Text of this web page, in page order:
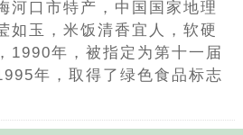
河口市特产，中国国家地理
如玉，米饭清香宜人，软硬
1990年，被指定为第十一届
年，取得了绿色食品标志